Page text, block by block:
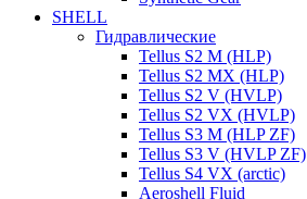
SHELL
Гидравлические
Tellus S2 M (HLP)
Tellus S2 MХ (HLP)
Tellus S2 V (HVLP)
Tellus S2 VX (HVLP)
Tellus S3 M (HLP ZF)
Tellus S3 V (HVLP ZF)
Tellus S4 VX (arctic)
Aeroshell Fluid